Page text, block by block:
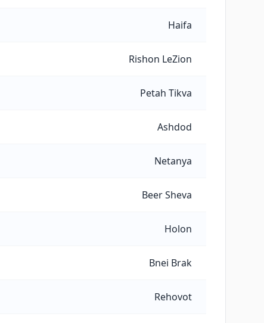
Haifa
Rishon LeZion
Petah Tikva
Ashdod
Netanya
Beer Sheva
Holon
Bnei Brak
Rehovot